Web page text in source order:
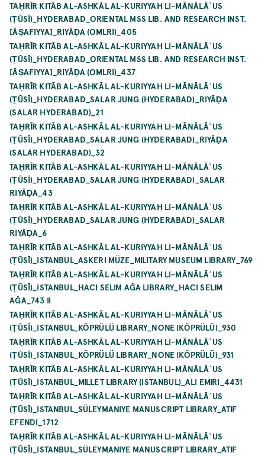
TAḤRĪR KITĀB AL-ASHKĀL AL-KURIYYAH LI-MĀNĀLĀʾUS
(ṬŪSĪ)_HYDERABAD_ORIENTAL MSS LIB. AND RESEARCH INST.
[ĀṢAFIYYA]_RIYĀḌA (OMLRI)_405
TAḤRĪR KITĀB AL-ASHKĀL AL-KURIYYAH LI-MĀNĀLĀʾUS
(ṬŪSĪ)_HYDERABAD_ORIENTAL MSS LIB. AND RESEARCH INST.
[ĀṢAFIYYA]_RIYĀḌA (OMLRI)_437
TAḤRĪR KITĀB AL-ASHKĀL AL-KURIYYAH LI-MĀNĀLĀʾUS
(ṬŪSĪ)_HYDERABAD_SALAR JUNG (HYDERABAD)_RIYĀḌA
(SALAR HYDERABAD)_21
TAḤRĪR KITĀB AL-ASHKĀL AL-KURIYYAH LI-MĀNĀLĀʾUS
(ṬŪSĪ)_HYDERABAD_SALAR JUNG (HYDERABAD)_RIYĀḌA
(SALAR HYDERABAD)_32
TAḤRĪR KITĀB AL-ASHKĀL AL-KURIYYAH LI-MĀNĀLĀʾUS
(ṬŪSĪ)_HYDERABAD_SALAR JUNG (HYDERABAD)_SALAR
RIYĀḌA_43
TAḤRĪR KITĀB AL-ASHKĀL AL-KURIYYAH LI-MĀNĀLĀʾUS
(ṬŪSĪ)_HYDERABAD_SALAR JUNG (HYDERABAD)_SALAR
RIYĀḌA_6
TAḤRĪR KITĀB AL-ASHKĀL AL-KURIYYAH LI-MĀNĀLĀʾUS
(ṬŪSĪ)_ISTANBUL_ASKERI MÜZE_MILITARY MUSEUM LIBRARY_769
TAḤRĪR KITĀB AL-ASHKĀL AL-KURIYYAH LI-MĀNĀLĀʾUS
(ṬŪSĪ)_ISTANBUL_HACI SELIM AĞA LIBRARY_HACI SELIM
AĞA_743 II
TAḤRĪR KITĀB AL-ASHKĀL AL-KURIYYAH LI-MĀNĀLĀʾUS
(ṬŪSĪ)_ISTANBUL_KÖPRÜLÜ LIBRARY_NONE (KÖPRÜLÜ)_930
TAḤRĪR KITĀB AL-ASHKĀL AL-KURIYYAH LI-MĀNĀLĀʾUS
(ṬŪSĪ)_ISTANBUL_KÖPRÜLÜ LIBRARY_NONE (KÖPRÜLÜ)_931
TAḤRĪR KITĀB AL-ASHKĀL AL-KURIYYAH LI-MĀNĀLĀʾUS
(ṬŪSĪ)_ISTANBUL_MILLET LIBRARY (ISTANBUL)_ALI EMIRI_4431
TAḤRĪR KITĀB AL-ASHKĀL AL-KURIYYAH LI-MĀNĀLĀʾUS
(ṬŪSĪ)_ISTANBUL_SÜLEYMANIYE MANUSCRIPT LIBRARY_ATIF
EFENDI_1712
TAḤRĪR KITĀB AL-ASHKĀL AL-KURIYYAH LI-MĀNĀLĀʾUS
(ṬŪSĪ)_ISTANBUL_SÜLEYMANIYE MANUSCRIPT LIBRARY_ATIF